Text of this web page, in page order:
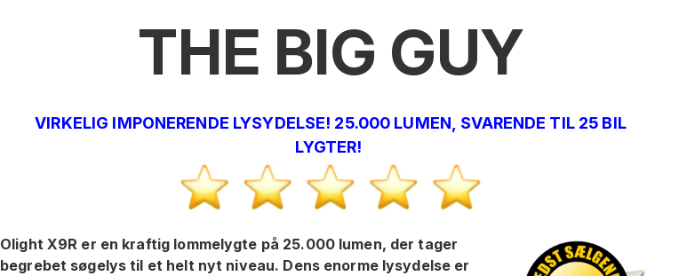
THE BIG GUY
VIRKELIG IMPONERENDE LYSYDELSE! 25.000 LUMEN, SVARENDE TIL 25 BIL
LYGTER!
Olight X9R er en kraftig lommelygte på 25.000 lumen, der tager
begrebet søgelys til et helt nyt niveau. Dens enorme lysydelse er